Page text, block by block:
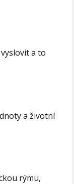
a to
a životní
rýmu,